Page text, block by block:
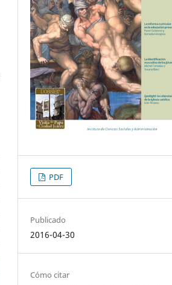
PDF
Publicado
2016-04-30
Cómo citar